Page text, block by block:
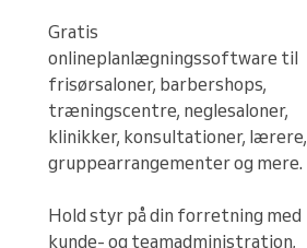
Gratis
onlineplanlægningssoftware til
frisørsaloner, barbershops,
træningscentre, neglesaloner,
klinikker, konsultationer, lærere,
gruppearrangementer og mere.
Hold styr på din forretning med
kunde- og teamadministration,